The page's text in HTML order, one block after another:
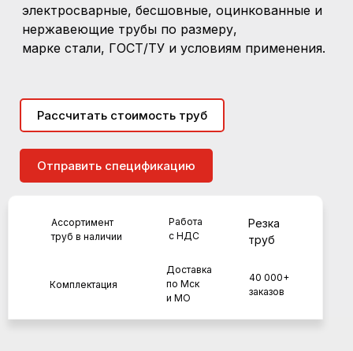
Работа
с НДС
40 000+
заказов
Доставка
по Мск
и МО
Комплектация
Резка
труб
Ассортимент
труб в наличии
Рассчитать стоимость труб
Отправить спецификацию
электросварные, бесшовные, оцинкованные и
нержавеющие трубы по размеру,
марке стали, ГОСТ/ТУ и условиям применения.